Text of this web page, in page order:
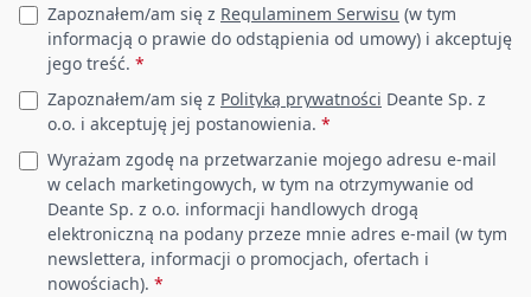
Zestaw montażowy w
komplecie
Tak
Umywalka
Wykończenie biały
Materiał ceramika
Leave this field empty
Zapoznałem/am się z Regulaminem Serwisu (w tym
informacją o prawie do odstąpienia od umowy) i akceptuję
jego treść. *
Zapoznałem/am się z Polityką prywatności Deante Sp. z
o.o. i akceptuję jej postanowienia. *
Wyrażam zgodę na przetwarzanie mojego adresu e-mail
w celach marketingowych, w tym na otrzymywanie od
Deante Sp. z o.o. informacji handlowych drogą
elektroniczną na podany przeze mnie adres e-mail (w tym
newslettera, informacji o promocjach, ofertach i
nowościach). *